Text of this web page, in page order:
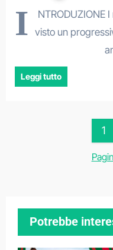
I
NTRODUZIONE
visto un
Leggi tutto
Paginazione
1
Potrebbe